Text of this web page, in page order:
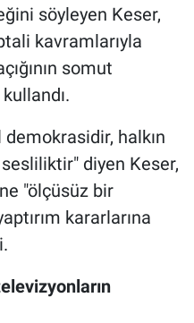
söyleyen Keser,
kavramlarıyla
somut
halkın
diyen Keser,
"ölçüsüz bir
kararlarına